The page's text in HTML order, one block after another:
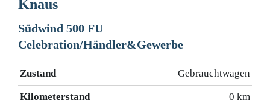
Knaus
Südwind 500 FU
Celebration/Händler&Gewerbe
Zustand Gebrauchtwagen
Kilometerstand 0 km